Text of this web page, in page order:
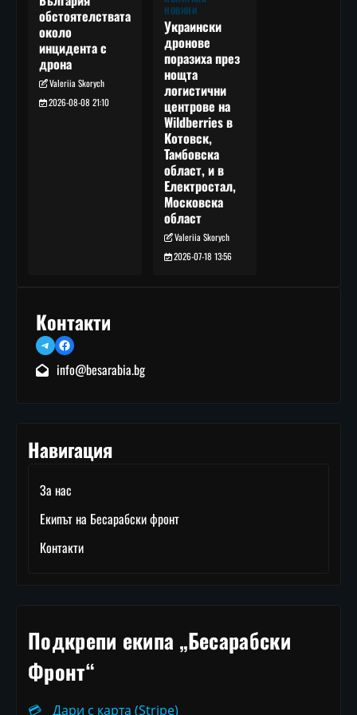
обстоятелствата
около
инцидента с
дрона
Valeriia Skorych
2026-08-08 21:10
НОВИНИ
Украински
дронове
поразиха през
нощта
логистични
центрове на
Wildberries в
Котовск,
Тамбовска
област, и в
Електростал,
Московска
област
Valeriia Skorych
2026-07-18 13:56
Контакти
TelegramFacebook
info@besarabia.bg
Навигация
За нас
Екипът на Бесарабски фронт
Контакти
Подкрепи екипа „Бесарабски
Фронт“
💳 Дари с карта (Stripe)